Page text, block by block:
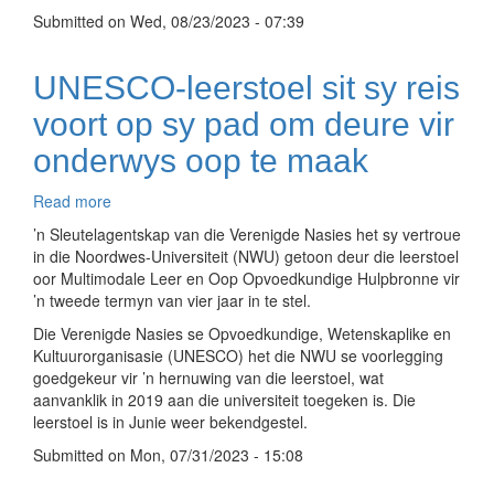
Submitted on Wed, 08/23/2023 - 07:39
UNESCO-leerstoel sit sy reis
voort op sy pad om deure vir
onderwys oop te maak
Read more
UNESCO-
leerstoel
sit
sy
reis
voort
op
sy
pad
om
deure
vir
’n Sleutelagentskap van die Verenigde Nasies het sy vertroue
in die Noordwes-Universiteit (NWU) getoon deur die leerstoel
oor Multimodale Leer en Oop Opvoedkundige Hulpbronne vir
’n tweede termyn van vier jaar in te stel.
Die Verenigde Nasies se Opvoedkundige, Wetenskaplike en
Kultuurorganisasie (UNESCO) het die NWU se voorlegging
goedgekeur vir ’n hernuwing van die leerstoel, wat
aanvanklik in 2019 aan die universiteit toegeken is. Die
leerstoel is in Junie weer bekendgestel.
Submitted on Mon, 07/31/2023 - 15:08